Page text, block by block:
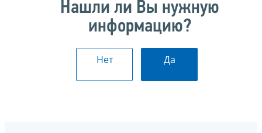
Нашли ли Вы нужную
информацию?
Нет Да